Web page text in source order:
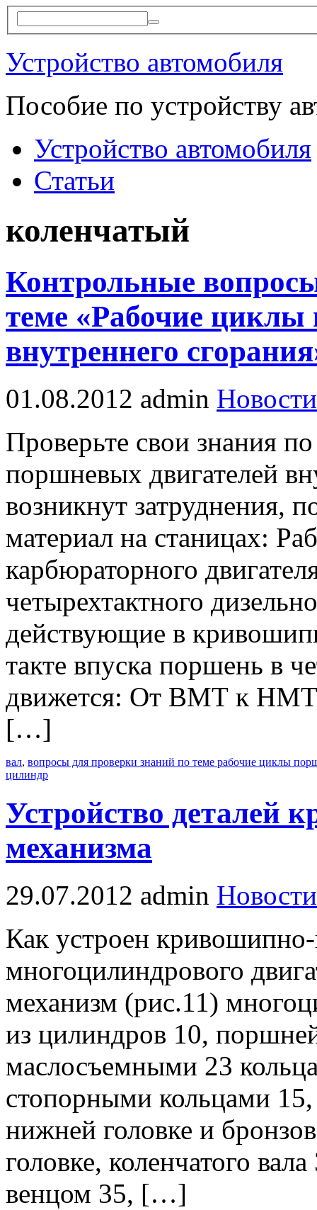
Устройство автомобиля
Пособие по устройству
Устройство автомобиля
Статьи
коленчатый
Контрольные
теме «Рабочие
внутреннего
01.08.2012 admin Новости
Проверьте свои знания
поршневых двигателей
возникнут затруднения,
материал на станицах:
карбюраторного
четырехтактного
действующие в
такте впуска поршень в
движется: От ВМТ к
[…]
вал, вопросы для проверки знаний по теме рабочие циклы
цилиндр
Устройство деталей
механизма
29.07.2012 admin Новости
Как устроен
многоцилиндрового
механизм (рис.11)
из цилиндров 10,
маслосъемными 23
стопорными кольцами
нижней головке и
головке, коленчатого
венцом 35, […]